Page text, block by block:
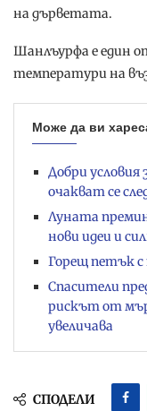
на дърветата.
Шанлъурфа е един
температури на
Може да ви
Добри
очакват се
Луната
нови идеи и
Горещ петък с
Спасители
рискът от
увеличава
СПОДЕЛИ